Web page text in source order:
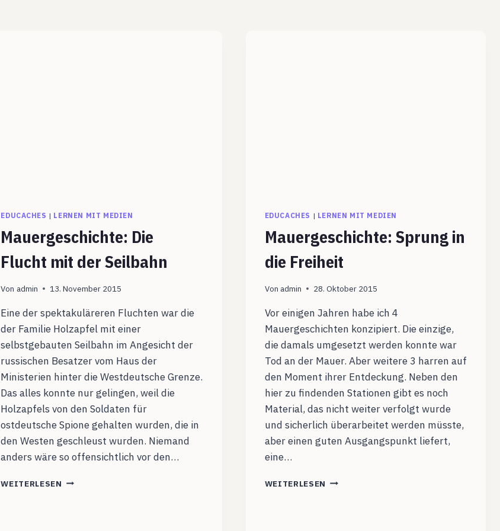
EDUCACHES | LERNEN MIT MEDIEN
Mauergeschichte: Die
Flucht mit der Seilbahn
Von admin 13. November 2015
Eine der spektakuläreren Fluchten war die
der Familie Holzapfel mit einer
selbstgebauten Seilbahn im Angesicht der
russischen Besatzer vom Haus der
Ministerien hinter die Westdeutsche Grenze.
Das alles konnte nur gelingen, weil die
Holzapfels von den Soldaten für
ostdeutsche Spione gehalten wurden, die in
den Westen geschleust wurden. Niemand
anders wäre so offensichtlich vor den…
WEITERLESEN MAUERGESCHICHTE:
EDUCACHES | LERNEN MIT MEDIEN
Mauergeschichte: Sprung in
die Freiheit
Von admin 28. Oktober 2015
Vor einigen Jahren habe ich 4
Mauergeschichten konzipiert. Die einzige,
die damals umgesetzt werden konnte war
Tod an der Mauer. Aber weitere 3 harren auf
den Moment ihrer Entdeckung. Neben den
hier zu findenden Stationen gibt es noch
Material, das nicht weiter verfolgt wurde
und sicherlich überarbeitet werden müsste,
aber einen guten Ausgangspunkt liefert,
eine…
WEITERLESEN MAUERGESCHICHTE: